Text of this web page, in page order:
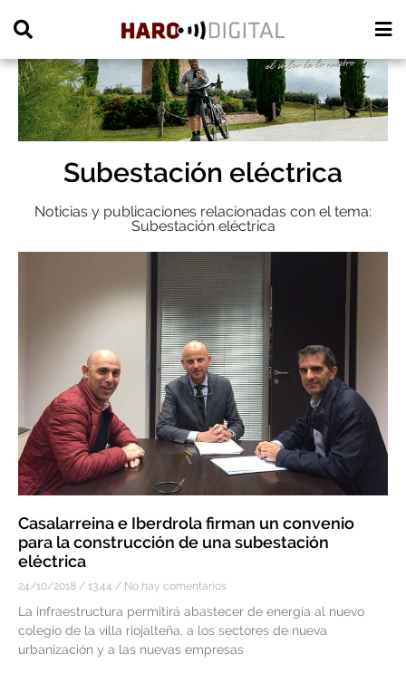
Subestación eléctrica
Noticias y publicaciones relacionadas con el tema:
Subestación eléctrica
Casalarreina e Iberdrola firman un convenio
para la construcción de una subestación
eléctrica
24/10/2018 13:44 No hay comentarios
La infraestructura permitirá abastecer de energía al nuevo
colegio de la villa riojalteña, a los sectores de nueva
urbanización y a las nuevas empresas